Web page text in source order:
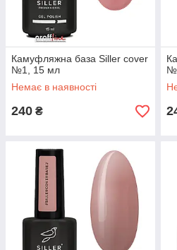
Камуфляжна база Siller cover
№1, 15 мл
Немає в наявності
240 ₴